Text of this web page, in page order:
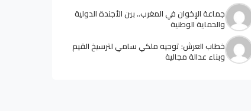
جماعة الإخوان في المغرب.. بين الأجندة الدولية
والحماية الوطنية
خطاب العرش: توجيه ملكي سامي لترسيخ القيم
وبناء عدالة مجالية